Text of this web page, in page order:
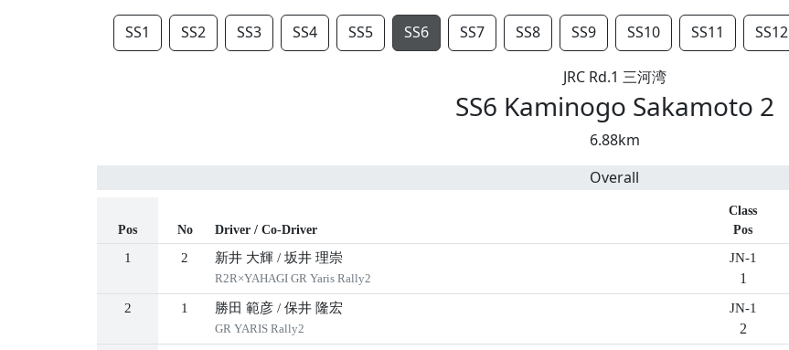
SS1 SS2 SS3 SS4 SS5 SS6 SS7 SS8 SS9 SS10 SS11 SS12
JRC Rd.1 三河湾
SS6 Kaminogo Sakamoto 2
6.88km
Overall
Pos No Driver / Co-Driver
Class
Pos
1 2 新井 大輝 / 坂井 理崇
R2R×YAHAGI GR Yaris Rally2
JN-1
1
2 1 勝田 範彦 / 保井 隆宏
GR YARIS Rally2
JN-1
2